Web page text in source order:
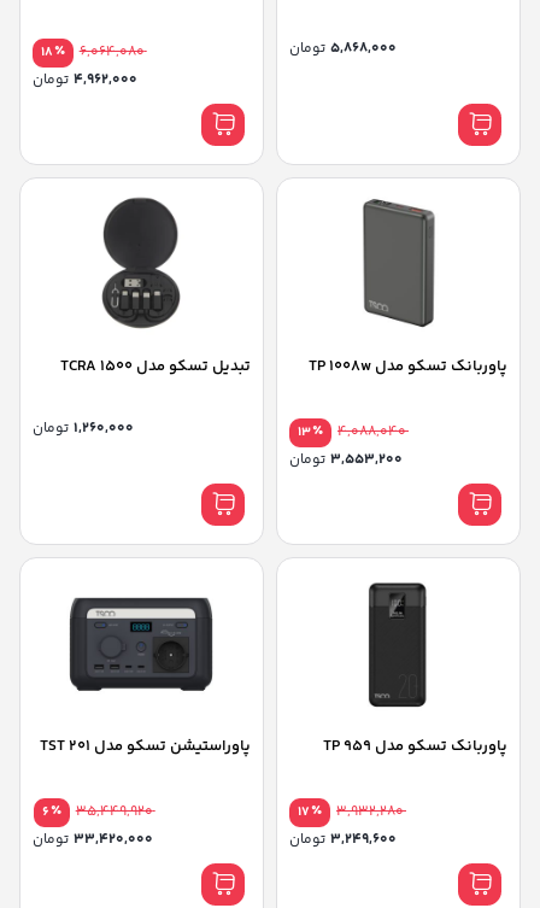
تومان ٪18
6,064,080
تومان
پاوربانک تسکو مدل TP 1008w
٪13
4,088,040
تومان
تبدیل تسکو مدل TCRA 1500
تومان
پاوربانک تسکو مدل TP 959
٪17
3,932,280
تومان
پاوراستیشن تسکو مدل TST 201
٪6
35,449,920
تومان